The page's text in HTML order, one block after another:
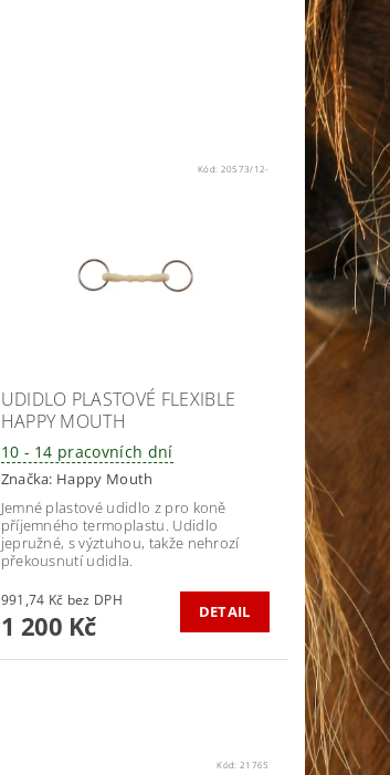
Kód: 20573/12-
UDIDLO PLASTOVÉ FLEXIBLE
HAPPY MOUTH
10 - 14 pracovních dní
Značka: Happy Mouth
Jemné plastové udidlo z pro koně
příjemného termoplastu. Udidlo
jepružné, s výztuhou, takže nehrozí
překousnutí udidla.
991,74 Kč bez DPH
1 200 Kč DETAIL
Kód:21765